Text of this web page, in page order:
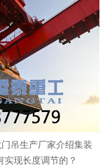
吊生产厂家介绍集装
现长度调节的？